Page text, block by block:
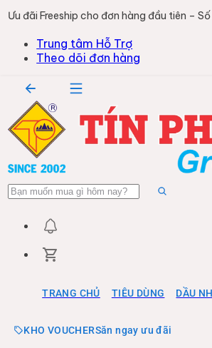
Ưu đãi Freeship cho đơn hàng đầu tiên –
Trung tâm Hỗ Trợ
Theo dõi đơn hàng
TRANG CHỦ TIÊU DÙNG DẦU
KHO VOUCHERSăn ngay ưu đãi